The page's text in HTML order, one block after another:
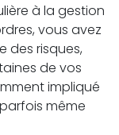
à la gestion
vous avez
des risques,
de vos
impliqué
même